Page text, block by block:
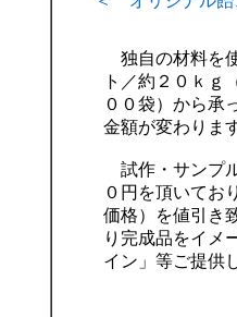
独自の材料を
ト／約２０ｋｇ
００袋）から承
金額が変わりま
試作・サンプ
０円を頂いてお
価格）を値引き
り完成品をイメ
イン」等ご提供